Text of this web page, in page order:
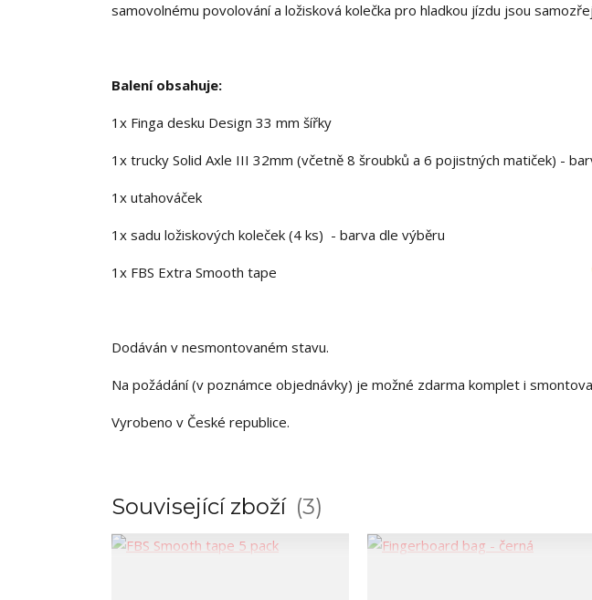
samovolnému povolování a ložisková kolečka pro hladkou jízdu jsou
Balení obsahuje:
1x Finga desku Design 33 mm šířky
1x trucky Solid Axle III 32mm (včetně 8 šroubků a 6 pojistných matiček) -
1x utahováček
1x sadu ložiskových koleček (4 ks) - barva dle výběru
1x FBS Extra Smooth tape
Dodáván v nesmontovaném stavu.
Na požádání (v poznámce objednávky) je možné zdarma komplet i
Vyrobeno v České republice.
Související zboží 3